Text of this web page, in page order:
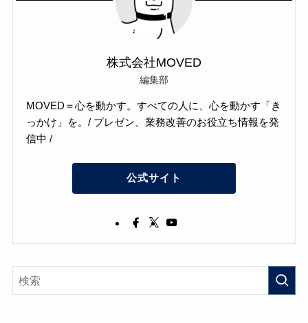
株式会社MOVED
編集部
MOVED＝心を動かす。すべての人に、心を動かす「き
っかけ」を。/ プレゼン、業務改善のお役立ち情報を発
信中 /
公式サイト